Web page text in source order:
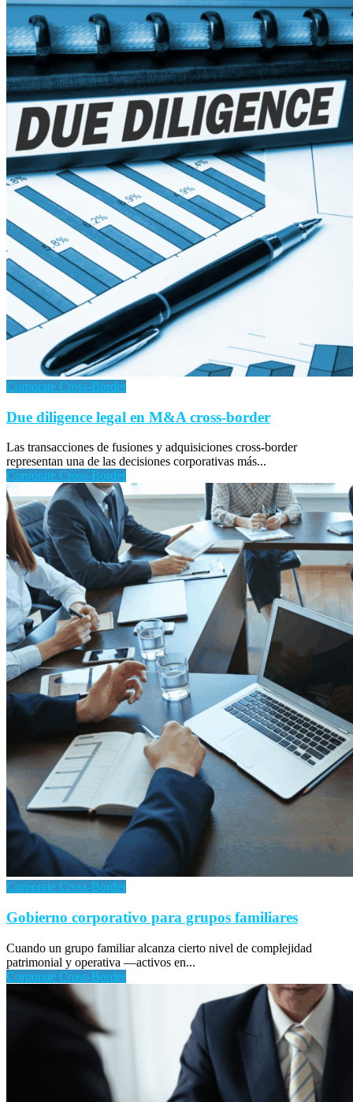
Corporate Cross-Border
Due diligence legal en M&A cross-border
Las transacciones de fusiones y adquisiciones cross-border
representan una de las decisiones corporativas más...
Corporate Cross-Border
Corporate Cross-Border
Gobierno corporativo para grupos familiares
Cuando un grupo familiar alcanza cierto nivel de complejidad
patrimonial y operativa —activos en...
Corporate Cross-Border